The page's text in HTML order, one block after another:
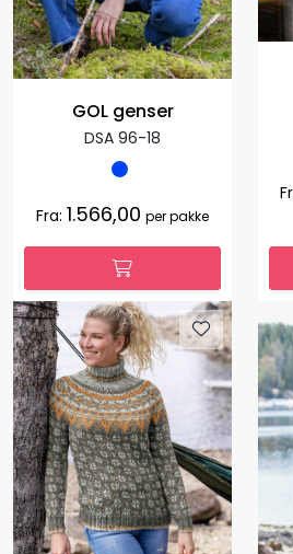
GOL genser
DSA 96-18
Fra: 1.566,00 per pakke